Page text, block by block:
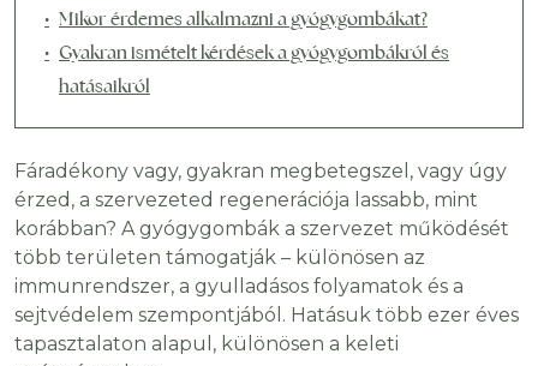
Mikor érdemes alkalmazni a gyógygombákat?
Gyakran ismételt kérdések a gyógygombákról és
hatásaikról
Fáradékony vagy, gyakran megbetegszel, vagy úgy
érzed, a szervezeted regenerációja lassabb, mint
korábban? A gyógygombák a szervezet működését
több területen támogatják – különösen az
immunrendszer, a gyulladásos folyamatok és a
sejtvédelem szempontjából. Hatásuk több ezer éves
tapasztalaton alapul, különösen a keleti